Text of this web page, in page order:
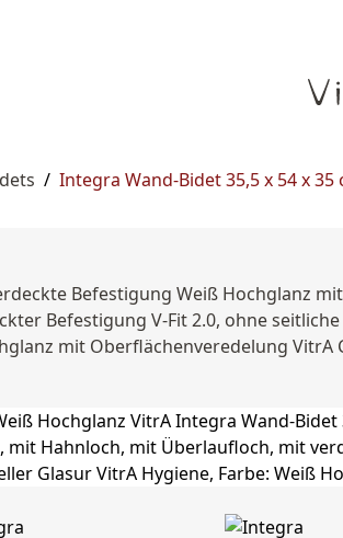
/ Integra Wand-Bidet 35,5 x 54 x
Befestigung Weiß Hochglanz
Befestigung V-Fit 2.0, ohne
mit Oberflächenveredelung VitrA